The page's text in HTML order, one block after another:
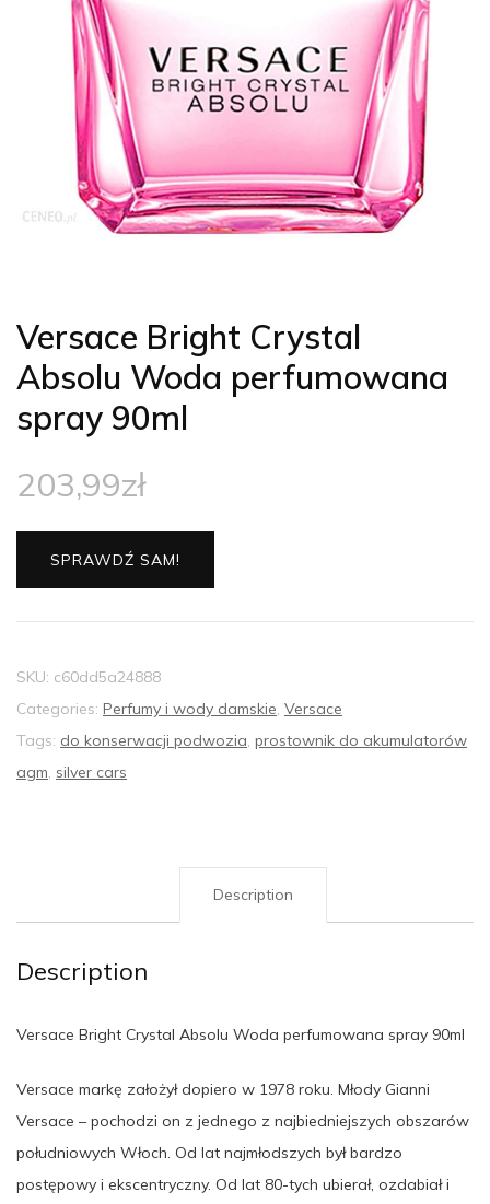
Versace Bright Crystal
Absolu Woda perfumowana
spray 90ml
203,99zł
SPRAWDŹ SAM!
SKU: c60dd5a24888
Categories: Perfumy i wody damskie, Versace
Tags: do konserwacji podwozia, prostownik do akumulatorów
agm, silver cars
Description
Description
Versace Bright Crystal Absolu Woda perfumowana spray 90ml
Versace markę założył dopiero w 1978 roku. Młody Gianni
Versace – pochodzi on z jednego z najbiedniejszych obszarów
południowych Włoch. Od lat najmłodszych był bardzo
postępowy i ekscentryczny. Od lat 80-tych ubierał, ozdabiał i